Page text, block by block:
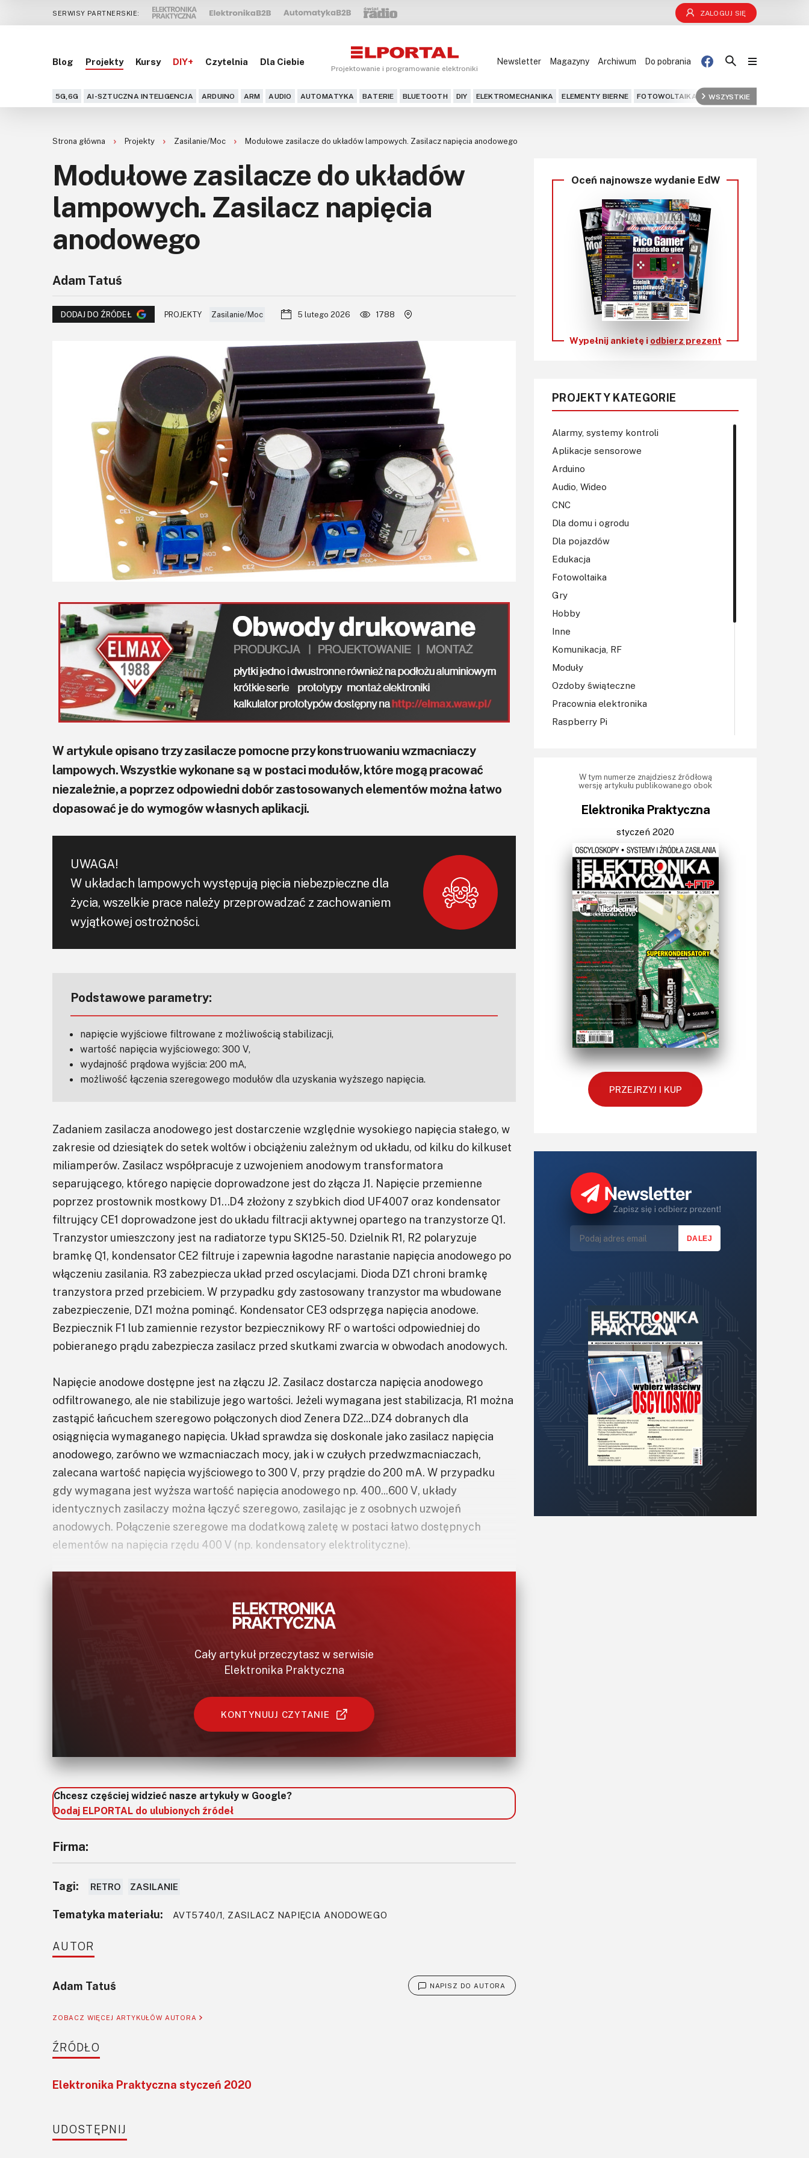
SERWISY PARTNERSKIE: ZALOGUJ SIĘ
Blog Projekty Kursy DIY+ Czytelnia Dla Ciebie
Projektowanie i programowanie elektroniki
Newsletter Magazyny Archiwum Do pobrania
5G,6G AI-SZTUCZNA INTELIGENCJA ARDUINO ARM AUDIO AUTOMATYKA BATERIE BLUETOOTH DIY ELEKTROMECHANIKA ELEMENTY BIERNE FOTOWOLTAIKA FPGA GPS
WSZYSTKIE
Blog
DIY+
Czytelnia
Dla Ciebie
KITy AVT
Kontakt
Do pobrania
Strona główna Projekty Zasilanie/Moc Modułowe zasilacze do układów lampowych. Zasilacz napięcia anodowego
Modułowe zasilacze do układów
lampowych. Zasilacz napięcia
anodowego
Adam Tatuś
DODAJ DO ŹRÓDEŁ PROJEKTY Zasilanie/Moc 5 lutego 2026 1788
W artykule opisano trzy zasilacze pomocne przy konstruowaniu wzmacniaczy
lampowych. Wszystkie wykonane są w postaci modułów, które mogą pracować
niezależnie, a poprzez odpowiedni dobór zastosowanych elementów można łatwo
dopasować je do wymogów własnych aplikacji.
UWAGA!
W układach lampowych występują pięcia niebezpieczne dla
życia, wszelkie prace należy przeprowadzać z zachowaniem
wyjątkowej ostrożności.
Podstawowe parametry:
napięcie wyjściowe filtrowane z możliwością stabilizacji,
wartość napięcia wyjściowego: 300 V,
wydajność prądowa wyjścia: 200 mA,
możliwość łączenia szeregowego modułów dla uzyskania wyższego napięcia.
Zadaniem zasilacza anodowego jest dostarczenie względnie wysokiego napięcia stałego, w
zakresie od dziesiątek do setek woltów i obciążeniu zależnym od układu, od kilku do kilkuset
miliamperów. Zasilacz współpracuje z uzwojeniem anodowym transformatora
separującego, którego napięcie doprowadzone jest do złącza J1. Napięcie przemienne
poprzez prostownik mostkowy D1…D4 złożony z szybkich diod UF4007 oraz kondensator
filtrujący CE1 doprowadzone jest do układu filtracji aktywnej opartego na tranzystorze Q1.
Tranzystor umieszczony jest na radiatorze typu SK125-50. Dzielnik R1, R2 polaryzuje
bramkę Q1, kondensator CE2 filtruje i zapewnia łagodne narastanie napięcia anodowego po
włączeniu zasilania. R3 zabezpiecza układ przed oscylacjami. Dioda DZ1 chroni bramkę
tranzystora przed przebiciem. W przypadku gdy zastosowany tranzystor ma wbudowane
zabezpieczenie, DZ1 można pominąć. Kondensator CE3 odsprzęga napięcia anodowe.
Bezpiecznik F1 lub zamiennie rezystor bezpiecznikowy RF o wartości odpowiedniej do
pobieranego prądu zabezpiecza zasilacz przed skutkami zwarcia w obwodach anodowych.
Napięcie anodowe dostępne jest na złączu J2. Zasilacz dostarcza napięcia anodowego
odfiltrowanego, ale nie stabilizuje jego wartości. Jeżeli wymagana jest stabilizacja, R1 można
zastąpić łańcuchem szeregowo połączonych diod Zenera DZ2...DZ4 dobranych dla
osiągnięcia wymaganego napięcia. Układ sprawdza się doskonale jako zasilacz napięcia
anodowego, zarówno we wzmacniaczach mocy, jak i w czułych przedwzmacniaczach,
zalecana wartość napięcia wyjściowego to 300 V, przy prądzie do 200 mA. W przypadku
gdy wymagana jest wyższa wartość napięcia anodowego np. 400...600 V, układy
identycznych zasilaczy można łączyć szeregowo, zasilając je z osobnych uzwojeń
anodowych. Połączenie szeregowe ma dodatkową zaletę w postaci łatwo dostępnych
elementów na napięcia rzędu 400 V (np. kondensatory elektrolityczne).
Cały artykuł przeczytasz w serwisie
Elektronika Praktyczna
KONTYNUUJ CZYTANIE
Chcesz częściej widzieć nasze artykuły w Google?
Dodaj ELPORTAL do ulubionych źródeł
Firma:
Tagi: RETRO ZASILANIE
Tematyka materiału: AVT5740/1, ZASILACZ NAPIĘCIA ANODOWEGO
AUTOR
Adam Tatuś NAPISZ DO AUTORA
ZOBACZ WIĘCEJ ARTYKUŁÓW AUTORA
ŹRÓDŁO
Elektronika Praktyczna styczeń 2020
UDOSTĘPNIJ
Oceń najnowsze wydanie EdW
Wypełnij ankietę i odbierz prezent
PROJEKTY KATEGORIE
Alarmy, systemy kontroli
Aplikacje sensorowe
Arduino
Audio, Wideo
CNC
Dla domu i ogrodu
Dla pojazdów
Edukacja
Fotowoltaika
Gry
Hobby
Inne
Komunikacja, RF
Moduły
Ozdoby świąteczne
Pracownia elektronika
Raspberry Pi
Sterowniki (kontrolery)
Światło
Technika μP, μC, PLD
Termometry i termostaty
Zasilanie/Moc
Zdalne sterowanie
Zegary, timery
W tym numerze znajdziesz źródłową
wersję artykułu publikowanego obok
Elektronika Praktyczna
styczeń 2020
PRZEJRZYJ I KUP